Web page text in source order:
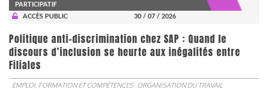
PARTICIPATIF
ACCÈS PUBLIC
30 / 07 / 2026
Politique anti-discrimination chez SAP : Quand le
discours d’inclusion se heurte aux inégalités entre
Filiales
EMPLOI, FORMATION ET COMPÉTENCES ORGANISATION DU TRAVAIL